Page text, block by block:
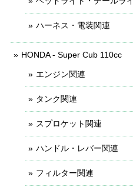
ハーネス・電装関連
HONDA - Super Cub 110cc
エンジン関連
タンク関連
スプロケット関連
ハンドル・レバー関連
フィルター関連